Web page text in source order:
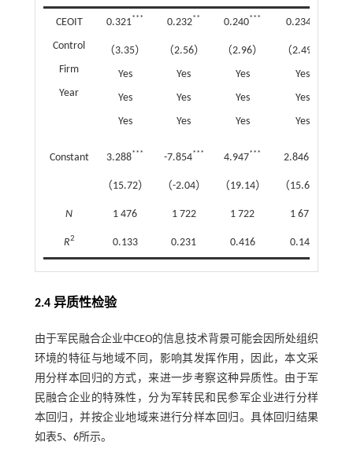
CEOIT
Control
Firm
Year
0.321*** 0.232** 0.240*** 0.234
（3.35）
Yes
Yes
Yes
（2.56）
Yes
Yes
Yes
（2.96）
Yes
Yes
Yes
（2.49）
Yes
Yes
Yes
Constant 3.288*** -7.854*** 4.947*** 2.846
（15.72） （-2.04） （19.14） （15.69）
N 1 476 1 722 1 722 1 671
R2 0.133 0.231 0.416 0.149
2.4 异质性检验
由于军民融合企业中CEO的信息技术背景可能会因所处组织
环境的特征与地域不同，影响其发挥作用，因此，本文采
用分样本回归的方式，来进一步考察这种异质性。由于军
民融合企业的特殊性，分为军转民和民参军企业进行分样
本回归，并按企业地域来进行分样本回归。具体回归结果
如表5、 6所示。